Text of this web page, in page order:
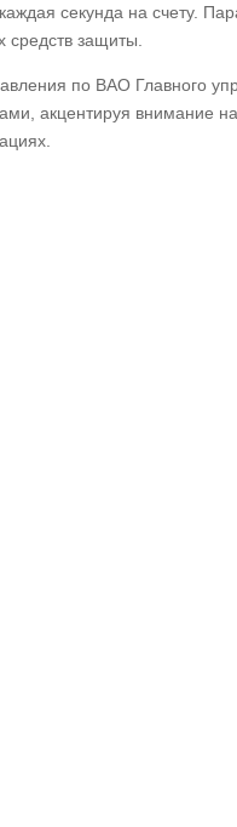
секунда на счету.
средств защиты.
по ВАО Главного
акцентируя внимание